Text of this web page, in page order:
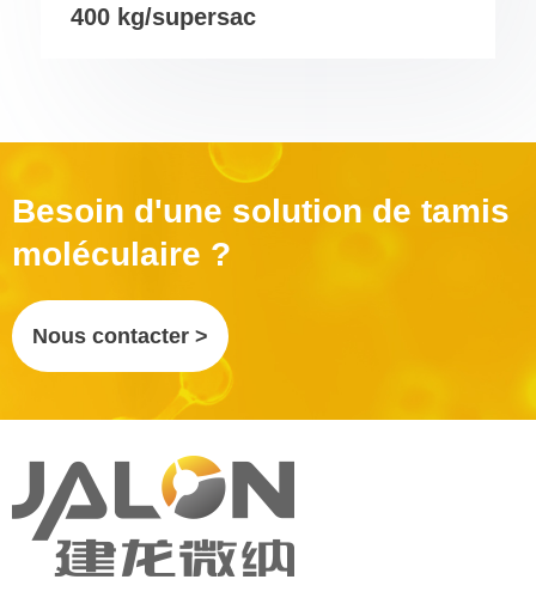
400 kg/supersac
Besoin d'une solution de tamis
moléculaire ?
Nous contacter >